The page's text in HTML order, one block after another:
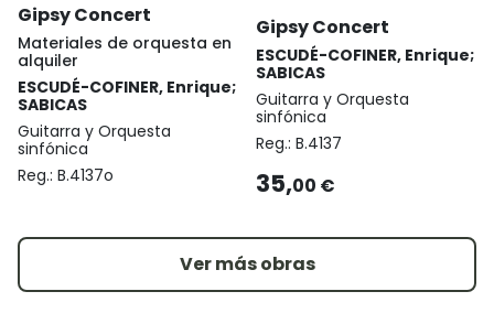
Gipsy Concert
Materiales de orquesta en
alquiler
ESCUDÉ-COFINER, Enrique;
SABICAS
Guitarra y Orquesta
sinfónica
Reg.: B.4137o
Gipsy Concert
ESCUDÉ-COFINER, Enrique;
SABICAS
Guitarra y Orquesta
sinfónica
Reg.: B.4137
35,00 €
Ver más obras